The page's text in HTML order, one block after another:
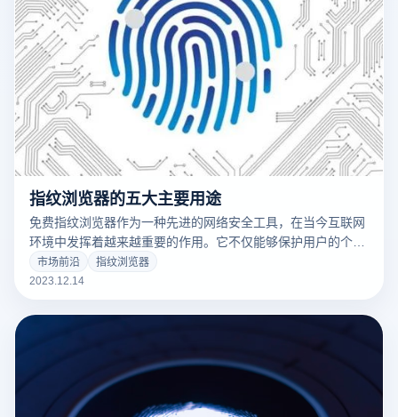
指纹浏览器的五大主要用途
免费指纹浏览器作为一种先进的网络安全工具，在当今互联网
环境中发挥着越来越重要的作用。它不仅能够保护用户的个人
隐私，还能有效地管理多个在线身份和账号。本文将详细介绍
防关联指纹浏览器的五大主要用途，帮助您更好地理解其功能
市场前沿
指纹浏览器
2023.12.14